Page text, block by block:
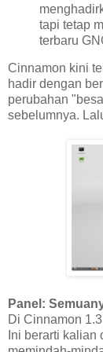
tapi tetap
terbaru
Cinnamon kini
hadir dengan
perubahan
sebelumnya.
Panel:
Di Cinnamon
Ini berarti kalian